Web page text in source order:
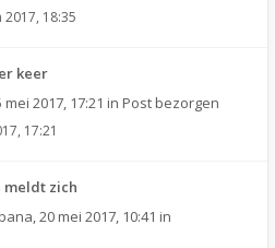
2017, 18:35
keer
mei 2017, 17:21 in Post bezorgen
17:21
meldt zich
,20 mei 2017, 10:41 in